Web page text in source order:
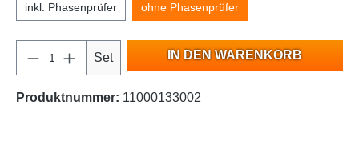
inkl. Phasenprüfer ohne Phasenprüfer
Set IN DEN WARENKORB
Produktnummer: 11000133002